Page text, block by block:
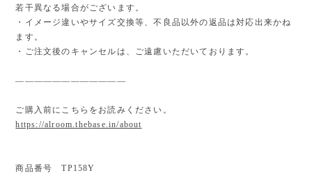
若干異なる場合がございます。
・イメージ違いやサイズ交換等、不良品以外の返品は対応出来かね
ます。
・ご注文後のキャンセルは、ご遠慮いただいております。
————————————
ご購入前にこちらをお読みください。
https://alroom.thebase.in/about
商品番号 TP158Y